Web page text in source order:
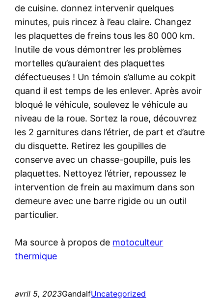
de cuisine. donnez intervenir quelques
minutes, puis rincez à l’eau claire. Changez
les plaquettes de freins tous les 80 000 km.
Inutile de vous démontrer les problèmes
mortelles qu’auraient des plaquettes
défectueuses ! Un témoin s’allume au cokpit
quand il est temps de les enlever. Après avoir
bloqué le véhicule, soulevez le véhicule au
niveau de la roue. Sortez la roue, découvrez
les 2 garnitures dans l’étrier, de part et d’autre
du disquette. Retirez les goupilles de
conserve avec un chasse-goupille, puis les
plaquettes. Nettoyez l’étrier, repoussez le
intervention de frein au maximum dans son
demeure avec une barre rigide ou un outil
particulier.
Ma source à propos de motoculteur
thermique
avril 5, 2023GandalfUncategorized